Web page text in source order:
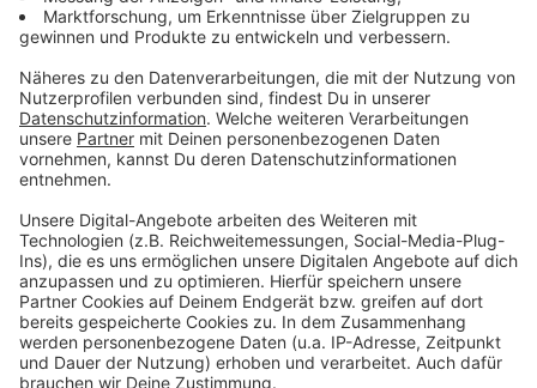
Erkrath, Haus Brück - Hochdahl, Schulzentrum -
Linie 014 (TaxiBus mit Anmeldung)
Ratingen-Breitscheid, Am Kessel - Mintarder Weg – An
der Pönt – Krummenweg – Ratingen-Hösel S
Linie 019 (TaxiBus mit Anmeldung)
Ratingen, Fliedner Krankenhaus - Lintorf, Rathaus –
Ratingen-Lintorf, Mörikestraße
LinieSB51